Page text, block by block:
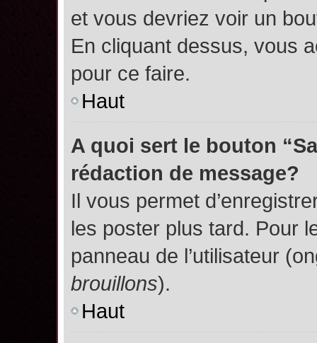
et vous devriez voir un
En cliquant dessus, vous
pour ce faire.
Haut
A quoi sert le bouton
rédaction de message?
Il vous permet
les poster plus tard. Pour
panneau de l’utilisateur
brouillons).
Haut